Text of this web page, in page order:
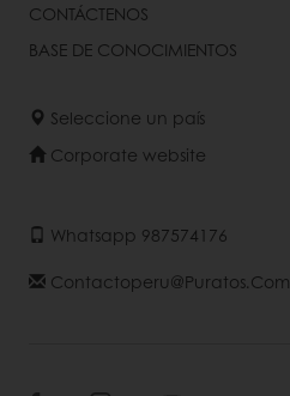
CONTÁCTENOS
BASE DE CONOCIMIENTOS
Seleccione un país
Corporate website
Whatsapp 987574176
Contactoperu@puratos.com